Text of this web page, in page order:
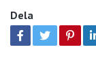
Dela